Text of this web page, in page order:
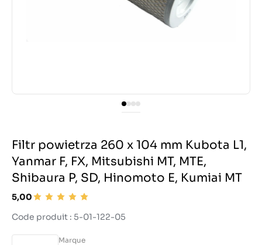
Filtr powietrza 260 x 104 mm Kubota L1,
Yanmar F, FX, Mitsubishi MT, MTE,
Shibaura P, SD, Hinomoto E, Kumiai MT
5,00
Code produit : 5-01-122-05
Marque